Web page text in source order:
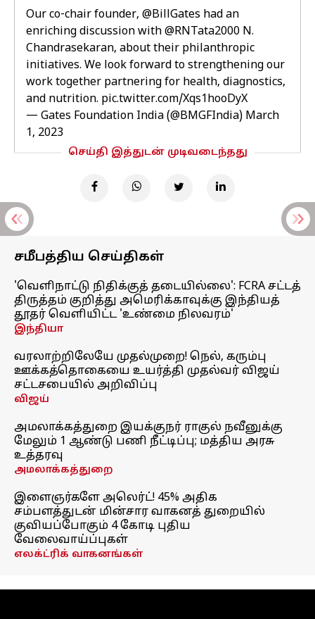
Our co-chair founder, @BillGates had an
enriching discussion with @RNTata2000 N.
Chandrasekaran, about their philanthropic
initiatives. We look forward to strengthening our
work together partnering for health, diagnostics,
and nutrition. pic.twitter.com/Xqs1hooDyX
— Gates Foundation India (@BMGFIndia) March
1, 2023
செய்தி இத்துடன் முடிவடைந்தது
சமீபத்திய செய்திகள்
'வெளிநாட்டு நிதிக்குத் தடையில்லை': FCRA சட்டத்
திருத்தம் குறித்து அமெரிக்காவுக்கு இந்தியத்
தூதர் வெளியிட்ட 'உண்மை நிலவரம்'
இந்தியா
வரலாற்றிலேயே முதல்முறை! நெல், கரும்பு
ஊக்கத்தொகையை உயர்த்தி முதல்வர் விஜய்
சட்டசபையில் அறிவிப்பு
விஜய்
அமலாக்கத்துறை இயக்குநர் ராகுல் நவீனுக்கு
மேலும் 1 ஆண்டு பணி நீட்டிப்பு; மத்திய அரசு
உத்தரவு
அமலாக்கத்துறை
இளைஞர்களே அலெர்ட்! 45% அதிக
சம்பளத்துடன் மின்சார வாகனத் துறையில்
குவியப்போகும் 4 கோடி புதிய
வேலைவாய்ப்புகள்
எலக்ட்ரிக் வாகனங்கள்